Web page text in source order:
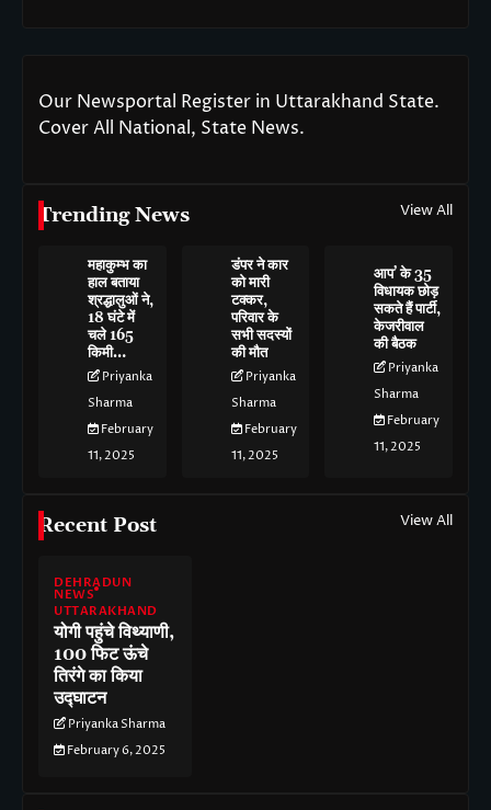
Our Newsportal Register in Uttarakhand State.
Cover All National, State News.
Trending News View All
महाकुम्भ का
हाल बताया
श्रद्धालुओं ने,
18 घंटे में
चले 165
किमी…
Priyanka
Sharma
February
11, 2025
डंपर ने कार
को मारी
टक्कर,
परिवार के
सभी सदस्यों
की मौत
Priyanka
Sharma
February
11, 2025
आप’ के 35
विधायक छोड़
सकते हैं पार्टी,
केजरीवाल
की बैठक
Priyanka
Sharma
February
11, 2025
Recent Post View All
DEHRADUN
NEWS
UTTARAKHAND
योगी पहुंचे विथ्याणी,
100 फिट ऊंचे
तिरंगे का किया
उद्घाटन
Priyanka Sharma
February 6, 2025